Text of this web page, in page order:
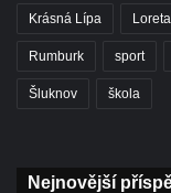
Krásná Lípa Loreta
Rumburk sport
Šluknov škola
Nejnovější